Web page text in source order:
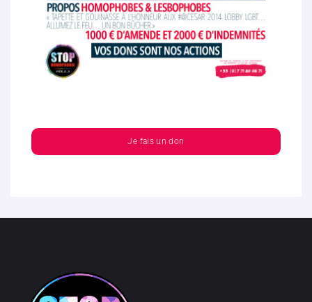
Je fais un don